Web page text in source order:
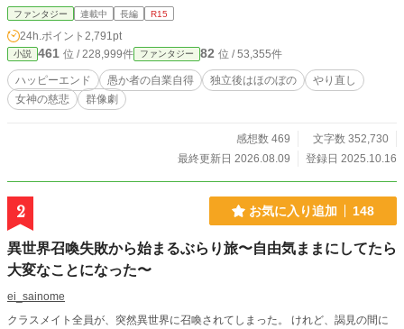
り込もうと画策する王家。ロイスナー公爵家は独立を選び、
（ロイスナー公爵家側） 【同時掲載】小説家になろう、アル
ファポリス、カクヨム、エブリスタ 2025/12/29……小柄にな
ろう、[四半期]ヒューマンドラマ〔文芸〕 1位 2025/10/1
7……小説家になろう、日間ハイファンタジー連載 3位 202
5/10/17……エブリスタ、トレンド＃ファンタジー 1位 202
ファンタジー 連載中 長編 R15
24h.ポイント 2,791pt
小説 461 位 / 228,999件 ファンタジー 82 位 / 53,355件
ハッピーエンド 愚か者の自業自得 独立後はほのぼの
やり直し
女神の慈悲
群像劇
感想数 469
文字数 352,730
最終更新日 2026.08.09
登録日 2025.10.16
2 お気に入り追加 148
異世界召喚失敗から始まるぶらり旅〜自由気ままにしてたら
大変なことになった〜
ei_sainome
クラスメイト全員が、突然異世界に召喚されてしまった。 けれど、謁見の間に